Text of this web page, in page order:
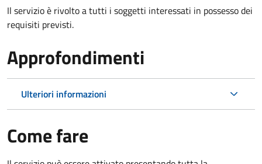
Il servizio è rivolto a tutti i soggetti interessati in possesso dei
requisiti previsti.
Approfondimenti
Ulteriori informazioni
Come fare